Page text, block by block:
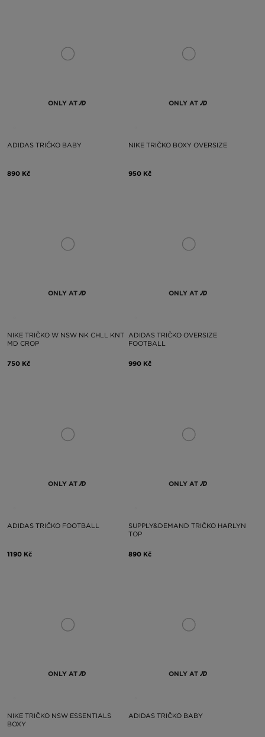
ONLY AT
ADIDAS TRIČKO BABY
890 Kč
ONLY AT
NIKE TRIČKO BOXY OVERSIZE
950 Kč
ONLY AT
NIKE TRIČKO W NSW NK CHLL KNT
MD CROP
750 Kč
ONLY AT
ADIDAS TRIČKO OVERSIZE
FOOTBALL
990 Kč
ONLY AT
ADIDAS TRIČKO FOOTBALL
1190 Kč
ONLY AT
SUPPLY&DEMAND TRIČKO HARLYN
TOP
890 Kč
ONLY AT
NIKE TRIČKO NSW ESSENTIALS
BOXY
ONLY AT
ADIDAS TRIČKO BABY